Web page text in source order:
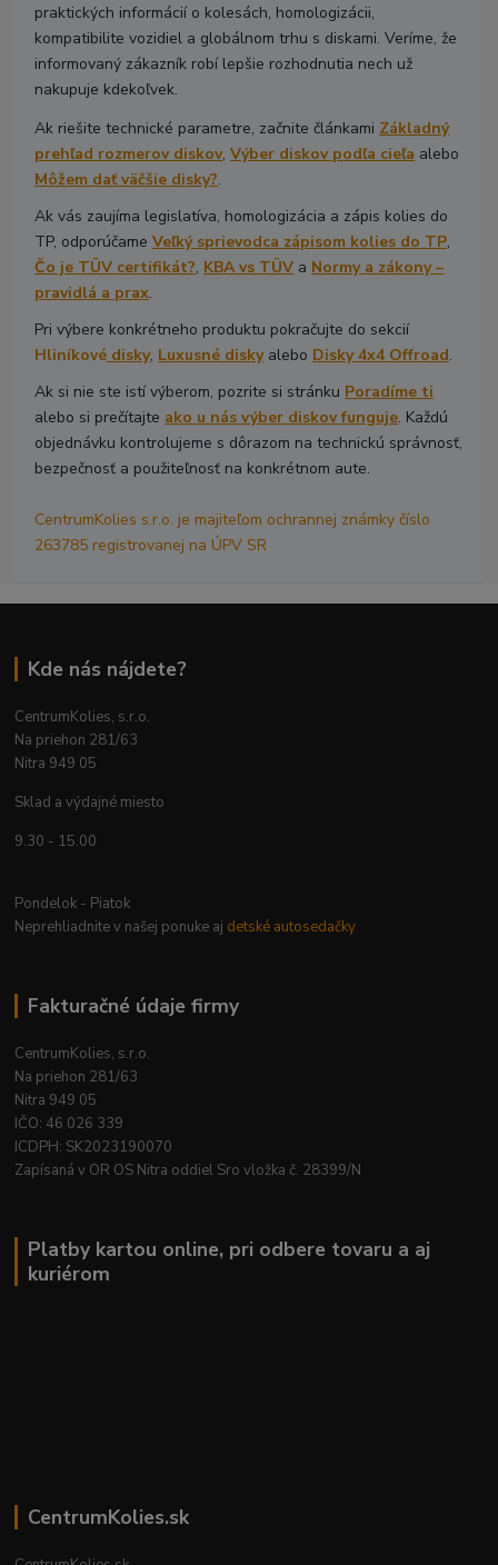
praktických informácií o kolesách, homologizácii,
kompatibilite vozidiel a globálnom trhu s diskami. Veríme, že
informovaný zákazník robí lepšie rozhodnutia nech už
nakupuje kdekoľvek.
Ak riešite technické parametre, začnite článkami Základný
prehľad rozmerov diskov,Výber diskov podľa cieľa alebo
Môžem dať väčšie disky?.
Ak vás zaujíma legislatíva, homologizácia a zápis kolies do
TP, odporúčameVeľký sprievodca zápisom kolies do TP,
Čo je TÜV certifikát?, KBA vs TÜV a Normy a zákony –
pravidlá a prax.
Pri výbere konkrétneho produktu pokračujte do sekcií
Hliníkové disky, Luxusné diskyalebo Disky 4x4 Offroad.
Ak si nie ste istí výberom, pozrite si stránku Poradíme ti
alebo si prečítajte ako u nás výber diskov funguje. Každú
objednávku kontrolujeme s dôrazom na technickú správnosť,
bezpečnosť a použiteľnosť na konkrétnom aute.
CentrumKolies s.r.o. je majiteľom ochrannej známky číslo
263785 registrovanej na ÚPV SR
Kde nás nájdete?
CentrumKolies, s.r.o.
Na priehon 281/63
Nitra 949 05
Sklad a výdajné miesto
9.30 - 15.00
Pondelok - Piatok
Neprehliadnite v našej ponuke aj detské autosedačky
Fakturačné údaje firmy
CentrumKolies, s.r.o.
Na priehon 281/63
Nitra 949 05
IČO: 46 026 339
ICDPH: SK2023190070
Zapísaná v OR OS Nitra oddiel Sro vložka č. 28399/N
Platby kartou online, pri odbere tovaru a aj
kuriérom
CentrumKolies.sk